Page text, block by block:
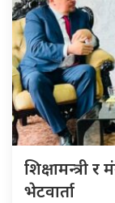
शिक्षामन्त्री र
भेटवार्ता